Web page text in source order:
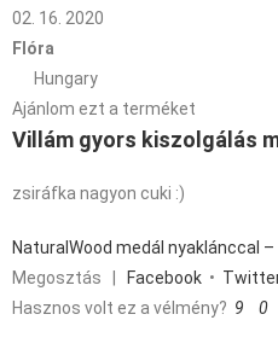
02. 16. 2020
Flóra
Hungary
Ajánlom ezt a terméket
Villám gyors kiszolgálás
zsiráfka nagyon cuki :)
NaturalWood medál nyaklánccal
Megosztás
Facebook •
Hasznos volt ez a vélmény? 9 0